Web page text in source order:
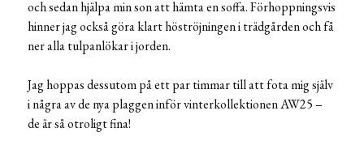
och sedan hjälpa min son att hämta en soffa. Förhoppningsvis
hinner jag också göra klart höströjningen i trädgården och få
ner alla tulpanlökar i jorden.
Jag hoppas dessutom på ett par timmar till att fota mig själv
i några av de nya plaggen inför vinterkollektionen AW25 –
de är så otroligt fina!